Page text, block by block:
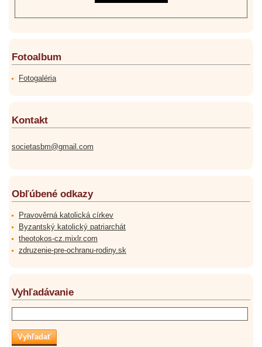
Fotoalbum
Fotogaléria
Kontakt
societasbm@gmail.com
Obľúbené odkazy
Pravověrná katolická církev
Byzantský katolický patriarchát
theotokos-cz.mixlr.com
zdruzenie-pre-ochranu-rodiny.sk
Vyhľadávanie